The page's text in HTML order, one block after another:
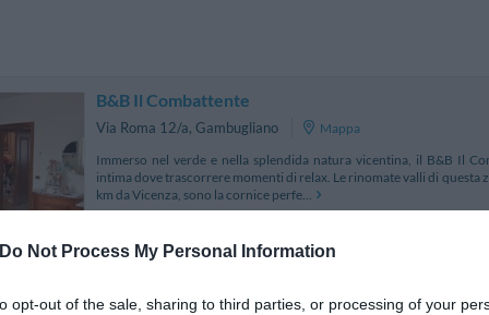
Do Not Process My Personal Information
opt-out of the sale, sharing to third parties, or processing of your
B&B Il Combattente
Via Roma 12/a, Gambugliano
Mappa
Immerso nel verde e nella splendida natura vicentina, il B&B Il
intima dove trascorrere momenti di relax. Le rinomate valli di questa
km da Vicenza, sono la cornice perfe...
Best Western Hotel Tre Torri
8.15 km